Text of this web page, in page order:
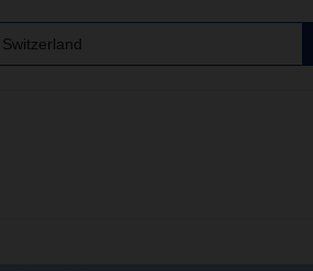
Switzerland